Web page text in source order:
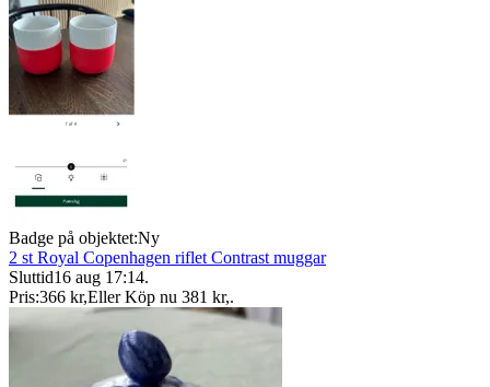
Badge på objektet:Ny
2 st Royal Copenhagen riflet Contrast muggar
Sluttid16 aug 17:14.
Pris:366 kr,Eller Köp nu 381 kr,.